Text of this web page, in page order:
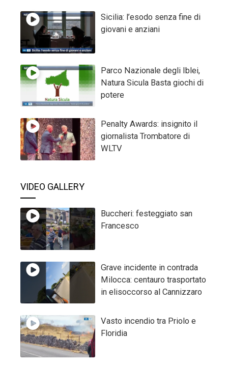
Sicilia: l’esodo senza fine di
giovani e anziani
Parco Nazionale degli Iblei,
Natura Sicula Basta giochi di
potere
Penalty Awards: insignito il
giornalista Trombatore di
WLTV
VIDEO GALLERY
Buccheri: festeggiato san
Francesco
Grave incidente in contrada
Milocca: centauro trasportato
in elisoccorso al Cannizzaro
Vasto incendio tra Priolo e
Floridia